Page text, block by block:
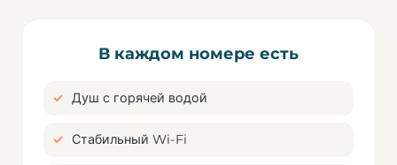
В каждом номере есть
Душ с горячей водой
Стабильный Wi-Fi